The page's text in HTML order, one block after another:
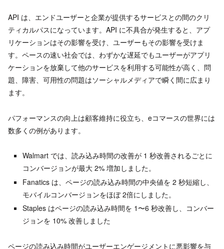
API は、エンドユーザーと企業が提供するサービスとの間のクリ
ティカルパスになっています。API に不具合が発生すると、アプ
リケーションはその影響を受け、ユーザーもその影響を受けま
す。ペースの速い社会では、わずかな遅延でもユーザーがアプリ
ケーションを放棄して他のサービスを利用する可能性が高く、問
題、障害、可用性の問題はソーシャルメディアで瞬く間に広まり
ます。
パフォーマンスの向上は顧客維持に役立ち、eコマースの世界には
数多くの例があります。
Walmart では、読み込み時間の改善が 1 秒改善されるごとに
コンバージョンが最大 2% 増加しました。
Fanatics は、ページの読み込み時間の中央値を 2 秒短縮し、
モバイルコンバージョンをほぼ 2倍にしました。
Staples はページの読み込み時間を 1〜6 秒改善し、コンバー
ジョンを 10% 改善しました
ページの読み込み時間がユーザーエンゲージメントに悪影響を与